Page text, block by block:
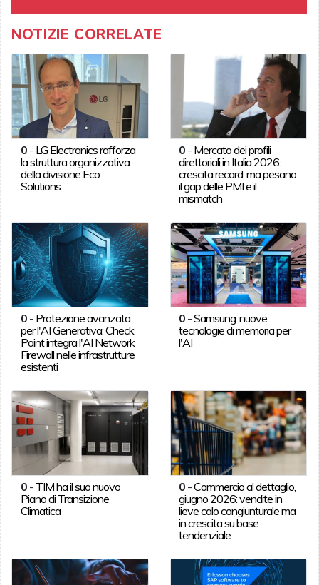
NOTIZIE CORRELATE
0- LG Electronics rafforza
la struttura organizzativa
della divisione Eco
Solutions
0 - Mercato dei profili
direttoriali in Italia 2026:
crescita record, ma pesano
il gap delle PMI e il
mismatch
0- Protezione avanzata
per l'AI Generativa: Check
Point integra l'AI Network
Firewall nelle infrastrutture
esistenti
0 -Samsung: nuove
tecnologie di memoria per
l'AI
0- TIM ha il suo nuovo
Piano di Transizione
Climatica
0 -Commercio al dettaglio,
giugno 2026: vendite in
lieve calo congiunturale ma
in crescita su base
tendenziale